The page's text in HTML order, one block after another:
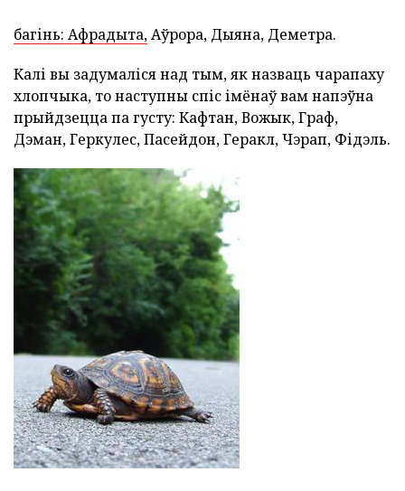
багінь: Афрадыта,Аўрора, Дыяна, Деметра.
Калі вы задумаліся над тым, як назваць чарапаху
хлопчыка, то наступны спіс імёнаў вам напэўна
прыйдзецца па густу: Кафтан, Вожык, Граф,
Дэман, Геркулес, Пасейдон, Геракл, Чэрап, Фідэль.